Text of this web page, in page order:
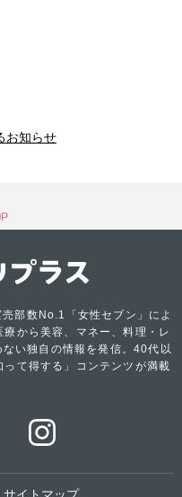
お知らせ
部数No.1「女性セブン」によ
から美容、マネー、料理・レ
い独自の情報を発信。40代以
て得する」コンテンツが満載